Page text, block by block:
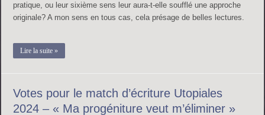
pratique, ou leur sixième sens leur aura-t-elle soufflé une approche
originale? A mon sens en tous cas, cela présage de belles lectures.
Lire la suite »
Votes pour le match d’écriture Utopiales
2024 – « Ma progéniture veut m’éliminer »